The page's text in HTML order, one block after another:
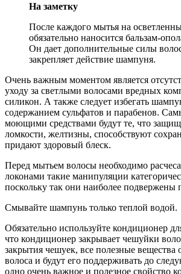
На заметку
После каждого мытья на
обязательно наносится бальзам-
Он дает дополнительные силы
закрепляет действие шампуня.
Очень важным моментом является
уходу за светлыми волосами вредных
силикон. А также следует избегать
содержанием сульфатов и парабенов.
моющими средствами будут те, что
ломкости, желтизны, способствуют
придают здоровый блеск.
Перед мытьем волосы необходимо
локонами такие манипуляции
поскольку так они наиболее подвержены
Смывайте шампунь только теплой водой.
Обязательно используйте кондиционер
что кондиционер закрывает чешуйки
закрытия чешуек, все полезные вещества
волоса и будут его поддерживать до
одно очень важное и полезное свойство